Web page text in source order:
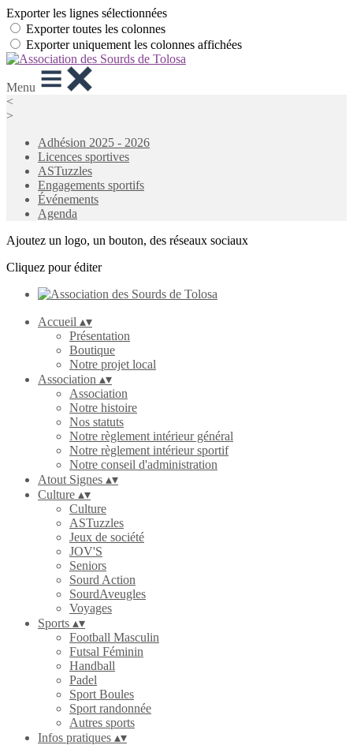
Exporter les lignes sélectionnées
Exporter toutes les colonnes
Exporter uniquement les colonnes affichées
Menu
<
>
Adhésion 2025 - 2026
Licences sportives
ASTuzzles
Engagements sportifs
Événements
Agenda
Ajoutez un logo, un bouton, des réseaux sociaux
Cliquez pour éditer
Accueil ▴▾
Présentation
Boutique
Notre projet local
Association ▴▾
Association
Notre histoire
Nos statuts
Notre règlement intérieur général
Notre règlement intérieur sportif
Notre conseil d'administration
Atout Signes ▴▾
Culture ▴▾
Culture
ASTuzzles
Jeux de société
JOV'S
Seniors
Sourd Action
SourdAveugles
Voyages
Sports ▴▾
Football Masculin
Futsal Féminin
Handball
Padel
Sport Boules
Sport randonnée
Autres sports
Infos pratiques ▴▾